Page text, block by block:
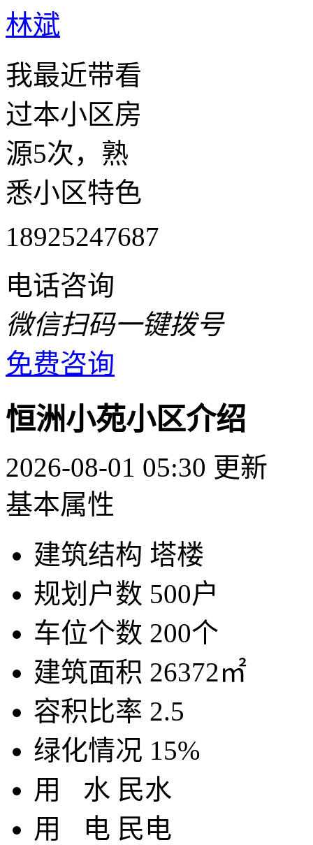
林斌
我最近带看
过本小区房
源5次，熟
悉小区特色
18925247687
电话咨询
微信扫码一键拨号
免费咨询
恒洲小苑小区介绍
2026-08-01 05:30 更新
基本属性
建筑结构 塔楼
规划户数 500户
车位个数 200个
建筑面积 26372㎡
容积比率 2.5
绿化情况 15%
用 水 民水
用
电 民电